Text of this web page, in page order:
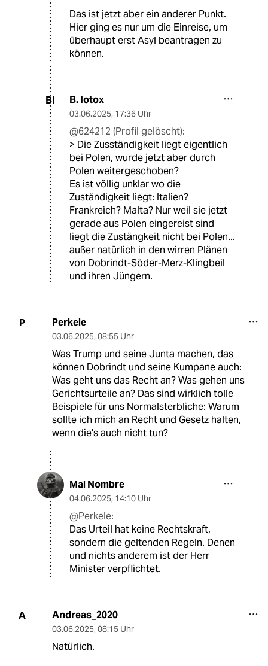
Das ist jetzt aber ein anderer Punkt.
Hier ging es nur um die Einreise, um
überhaupt erst Asyl beantragen zu
können.
BI B. Iotox
03.06.2025, 17:36 Uhr
@624212 (Profil gelöscht):
> Die Zusständigkeit liegt eigentlich
bei Polen, wurde jetzt aber durch
Polen weitergeschoben?
Es ist völlig unklar wo die
Zuständigkeit liegt: Italien?
Frankreich? Malta? Nur weil sie jetzt
gerade aus Polen eingereist sind
liegt die Zustängkeit nicht bei Polen...
außer natürlich in den wirren Plänen
von Dobrindt-Söder-Merz-Klingbeil
und ihren Jüngern.
P Perkele
03.06.2025, 08:55 Uhr
Was Trump und seine Junta machen, das
können Dobrindt und seine Kumpane auch:
Was geht uns das Recht an? Was gehen uns
Gerichtsurteile an? Das sind wirklich tolle
Beispiele für uns Normalsterbliche: Warum
sollte ich mich an Recht und Gesetz halten,
wenn die's auch nicht tun?
Mal Nombre
04.06.2025, 14:10 Uhr
@Perkele:
Das Urteil hat keine Rechtskraft,
sondern die geltenden Regeln. Denen
und nichts anderem ist der Herr
Minister verpflichtet.
A Andreas_2020
03.06.2025, 08:15 Uhr
Natürlich.